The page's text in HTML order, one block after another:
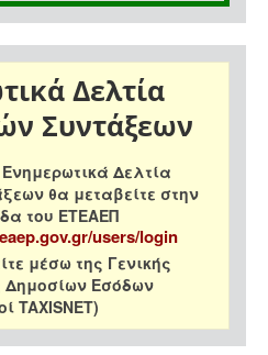
Δελτία
Συντάξεων
Δελτία
θα μεταβείτε στην
του ΕΤΕΑΕΠ
users/login
μέσω της Γενικής
Δημοσίων Εσόδων
TAXISNET)